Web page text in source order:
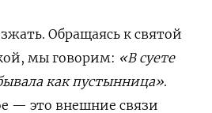
Обращаясь к святой
мы говорим: «В суете
как пустынница».
— это внешние связи